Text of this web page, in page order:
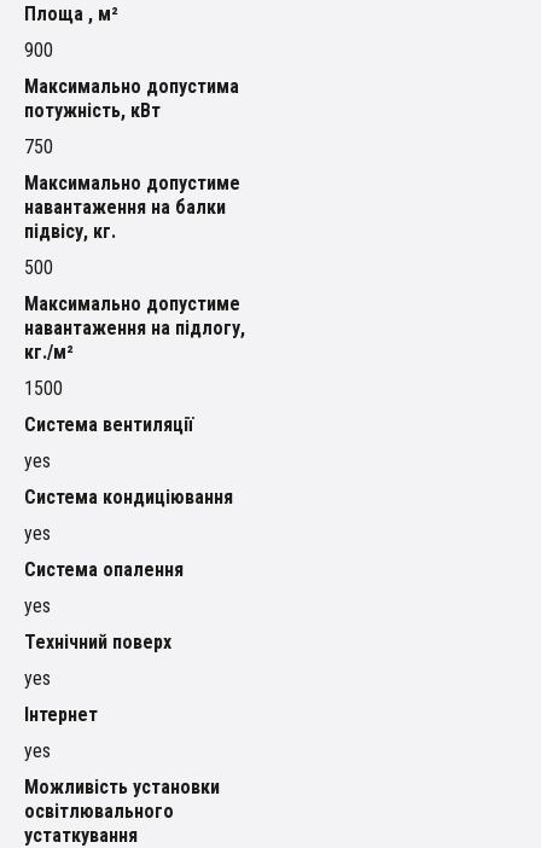
Площа , м²
900
Максимально допустима
потужність, кВт
750
Максимально допустиме
навантаження на балки
підвісу, кг.
500
Максимально допустиме
навантаження на підлогу,
кг./м²
1500
Система вентиляції
yes
Система кондиціювання
yes
Система опалення
yes
Технічний поверх
yes
Інтернет
yes
Можливість установки
освітлювального
устаткування